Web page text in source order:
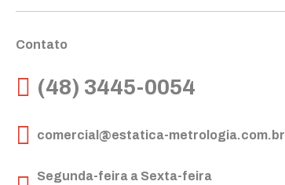
Contato
(48) 3445-0054
comercial@estatica-metrologia.com.br
Segunda-feira a Sexta-feira